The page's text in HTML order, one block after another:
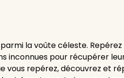
la voûte céleste. Repérez
inconnues pour récupérer
vous repérez, découvrez et